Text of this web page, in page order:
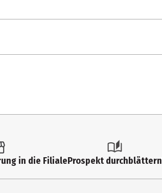
Funko EU BV
in die FilialeProspekt durchblättern